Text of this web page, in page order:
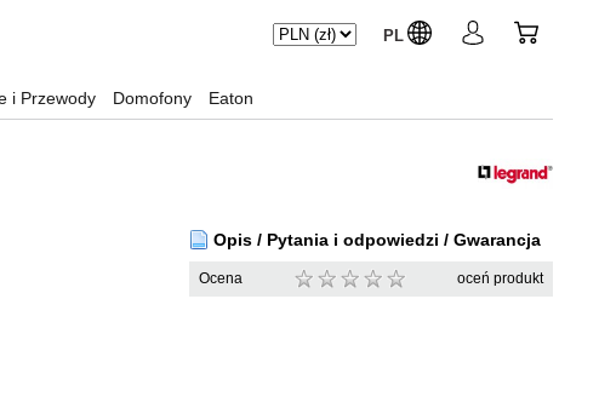
PL
i Przewody Domofony Eaton
Opis / Pytania i odpowiedzi / Gwarancja
Ocena oceń produkt